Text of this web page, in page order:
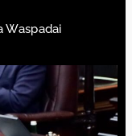
Waspadai